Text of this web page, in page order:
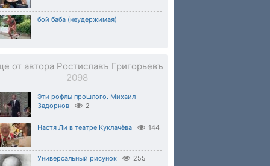
бой баба (неудержимая)
от автора Ростиславъ Григорьевъ
2098
Эти рофлы прошлого. Михаил
Задорнов
2
Настя Ли в театре Куклачёва 144
Универсальный рисунок 255